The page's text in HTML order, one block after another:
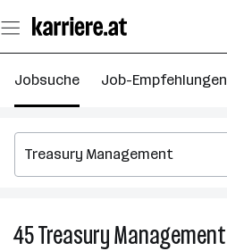
Seiteninhalt
springen
Jobsuche Job-Empfehlungen
45Treasury Management